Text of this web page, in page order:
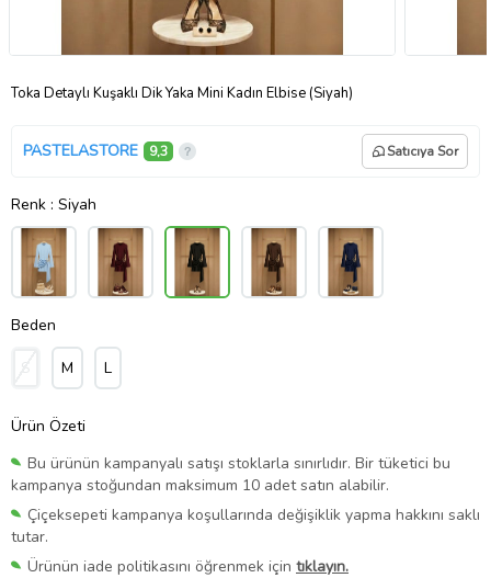
Toka Detaylı Kuşaklı Dik Yaka Mini Kadın Elbise (Siyah)
PASTELASTORE 9,3 Satıcıya Sor
Renk : Siyah
Beden
S M L
Ürün Özeti
Bu ürünün kampanyalı satışı stoklarla sınırlıdır. Bir tüketici bu
kampanya stoğundan maksimum 10 adet satın alabilir.
Çiçeksepeti kampanya koşullarında değişiklik yapma hakkını saklı
tutar.
Ürünün iade politikasını öğrenmek için tıklayın.